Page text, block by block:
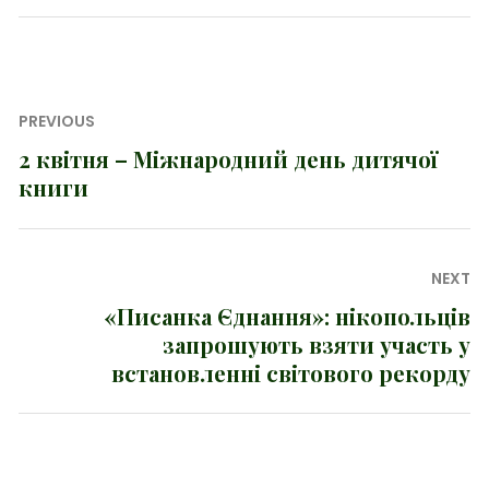
Навігація
записів
PREVIOUS
Previous
post:
2 квітня – Міжнародний день дитячої
книги
NEXT
«Писанка Єднання»: нікопольців
запрошують взяти участь у
встановленні світового рекорду